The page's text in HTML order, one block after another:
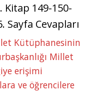
Kitap 149-150-
Sayfa Cevapları
Kütüphanesinin
Millet
erişimi
ve öğrencilere